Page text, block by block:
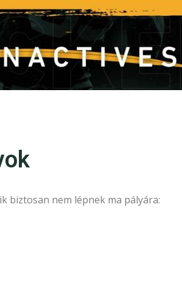
biztosan nem lépnek ma pályára: